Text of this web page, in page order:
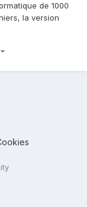
de 1000
la version
certains pc,